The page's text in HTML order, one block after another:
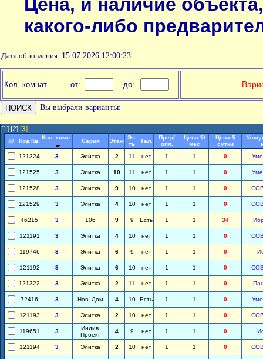
какого-либо
Дата обновления: 15.07.2026 12:00:23
Кол. комнат от: до:
Вы выбрали варианты:
[1] [2] [3]
@ Код Кв.
Кол. комн.
Серия Этаж
Эт-
ть
Тел.
Пред/
опл.
Цена $/
мес
Цена $
сутки
121324
3 Элитка 2 11 нет 1 1 0
121525 3 Элитка 10 11 нет 1 1 0
121528 3 Элитка 9 10 нет 1 1 0
121529 3 Элитка 4 10 нет 1 1 0
46215 3 106 9 9 Есть 1 1 34
121191 3 Элитка 4 10 нет 1 1 0
119746 3 Элитка 6 9 нет 1 1 0
121192 3 Элитка 6 10 нет 1 1 0
121322 3 Элитка 2 11 нет 1 1 0
72416 3 Нов. Дом 4 10 Есть 1 1 0
121193 3 Элитка 2 10 нет 1 1 0
119651 3
Индив.
Проект
4 9 нет 1 1 0
121194 3 Элитка 2 10 нет 1 1 0